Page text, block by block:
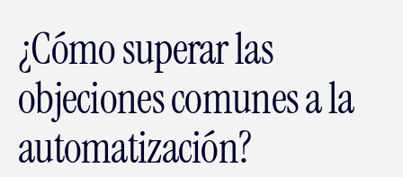
¿Cómo superar las
objeciones comunes a la
automatización?